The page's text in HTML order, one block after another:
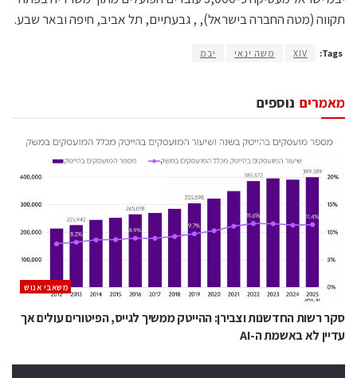
תקווה (מטה החברה בישראל), , גבעתיים, תל אביב, חיפה ובאר שבע.
Tags:
XIV משה ינאי יבמ
נוספים מאמרים
משאבי אנוש
סקר רשות החדשנות וצבירן: ההייטק ממשיך לגייס, הפיטורים עולים אך
עדיין לא באשמת ה-AI